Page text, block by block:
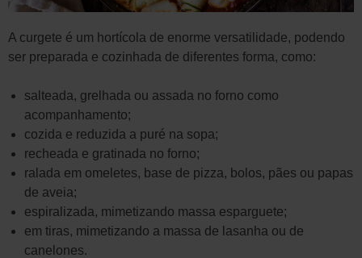
A curgete é um hortícola de enorme versatilidade, podendo
ser preparada e cozinhada de diferentes forma, como:
salteada, grelhada ou assada no forno como
acompanhamento;
cozida e reduzida a puré na sopa;
recheada e gratinada no forno;
ralada em omeletes, base de pizza, bolos, pães ou papas
de aveia;
espiralizada, mimetizando massa esparguete;
em tiras, mimetizando a massa de lasanha ou de
canelones.